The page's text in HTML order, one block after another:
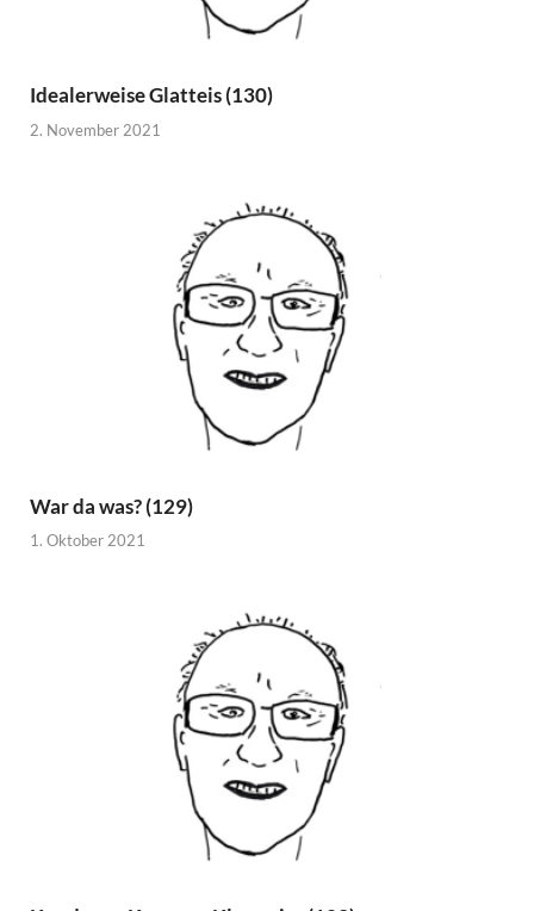
Idealerweise Glatteis (130)
2. November 2021
War da was? (129)
1. Oktober 2021